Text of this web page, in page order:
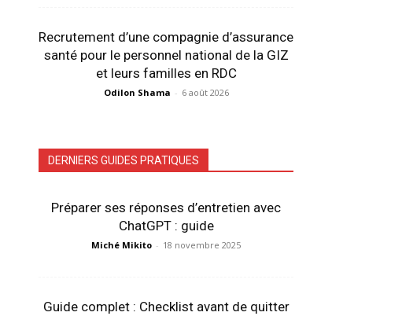
Recrutement d’une compagnie d’assurance
santé pour le personnel national de la GIZ
et leurs familles en RDC
Odilon Shama - 6 août 2026
DERNIERS GUIDES PRATIQUES
Préparer ses réponses d’entretien avec
ChatGPT : guide
Miché Mikito - 18 novembre 2025
Guide complet : Checklist avant de quitter